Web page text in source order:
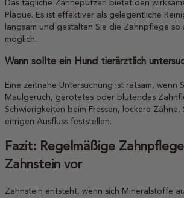
Das tägliche Zähneputzen bietet den
Plaque. Es ist effektiver als gelegentliche
langsam und gestalten Sie die Zahnpflege so
möglich.
Wann sollte ein Hund tierärztlich
Eine zeitnahe Untersuchung ist ratsam, wenn
Maulgeruch, gerötetes oder blutendes
Schwierigkeiten beim Fressen, lockere
eitrigen Ausfluss feststellen.
Fazit: Regelmäßige
Zahnstein vor
Zahnstein entsteht, wenn sich Mineralstoffe